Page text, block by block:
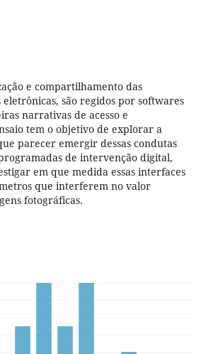
e compartilhamento das
são regidos por softwares
narrativas de acesso e
tem o objetivo de explorar a
parecer emergir dessas condutas
de intervenção digital,
em que medida essas interfaces
que interferem no valor
fotográficas.